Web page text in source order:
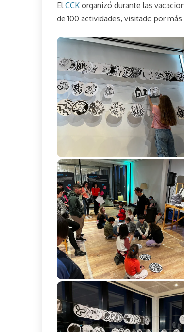
Kirchner
Evento
de sitio
Instalación
objeto
Muestra
Taller
agosto
29,
parselis
ElCCK organizó durante las
de 100 actividades, visitado por